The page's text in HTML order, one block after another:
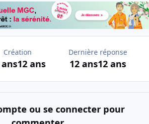
Création
ans12 ans
Dernière réponse
12 ans12 ans
ou se connecter pour